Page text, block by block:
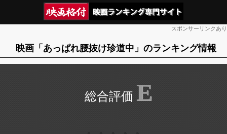
スポンサーリンクあり
映画「あっぱれ腰抜け珍道中」のランキング情報
E